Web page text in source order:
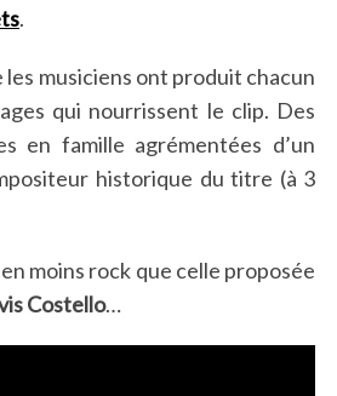
.
musiciens ont produit chacun
qui nourrissent le clip. Des
en famille agrémentées d’un
historique du titre (à 3
moins rock que celle proposée
Costello…